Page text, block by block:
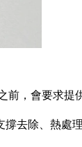
，會要求
撐去除、熱處